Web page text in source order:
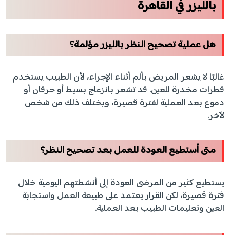
بالليزر في القاهرة
هل عملية تصحيح النظر بالليزر مؤلمة؟
غالبًا لا يشعر المريض بألم أثناء الإجراء، لأن الطبيب يستخدم
قطرات مخدرة للعين. قد تشعر بانزعاج بسيط أو حرقان أو
دموع بعد العملية لفترة قصيرة، ويختلف ذلك من شخص
لآخر.
متى أستطيع العودة للعمل بعد تصحيح النظر؟
يستطيع كثير من المرضى العودة إلى أنشطتهم اليومية خلال
فترة قصيرة، لكن القرار يعتمد على طبيعة العمل واستجابة
العين وتعليمات الطبيب بعد العملية.